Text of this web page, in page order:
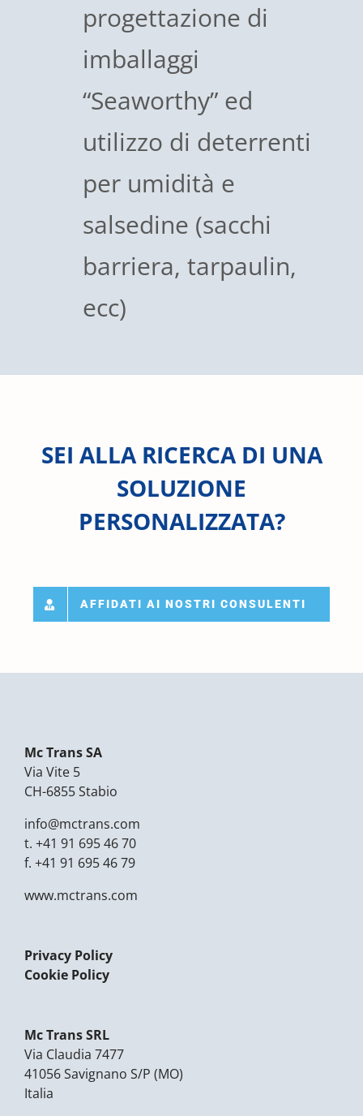
progettazione di
imballaggi
“Seaworthy” ed
utilizzo di deterrenti
per umidità e
salsedine (sacchi
barriera, tarpaulin,
ecc)
SEI ALLA RICERCA DI UNA
SOLUZIONE
PERSONALIZZATA?
AFFIDATI AI NOSTRI CONSULENTI
Mc Trans SA
Via Vite 5
CH-6855 Stabio
info@mctrans.com
t. +41 91 695 46 70
f. +41 91 695 46 79
www.mctrans.com
Privacy Policy
Cookie Policy
Mc Trans SRL
Via Claudia 7477
41056 Savignano S/P (MO)
Italia